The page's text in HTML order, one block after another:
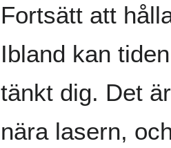
Fortsätt att
Ibland kan
tänkt dig. Det
nära lasern,